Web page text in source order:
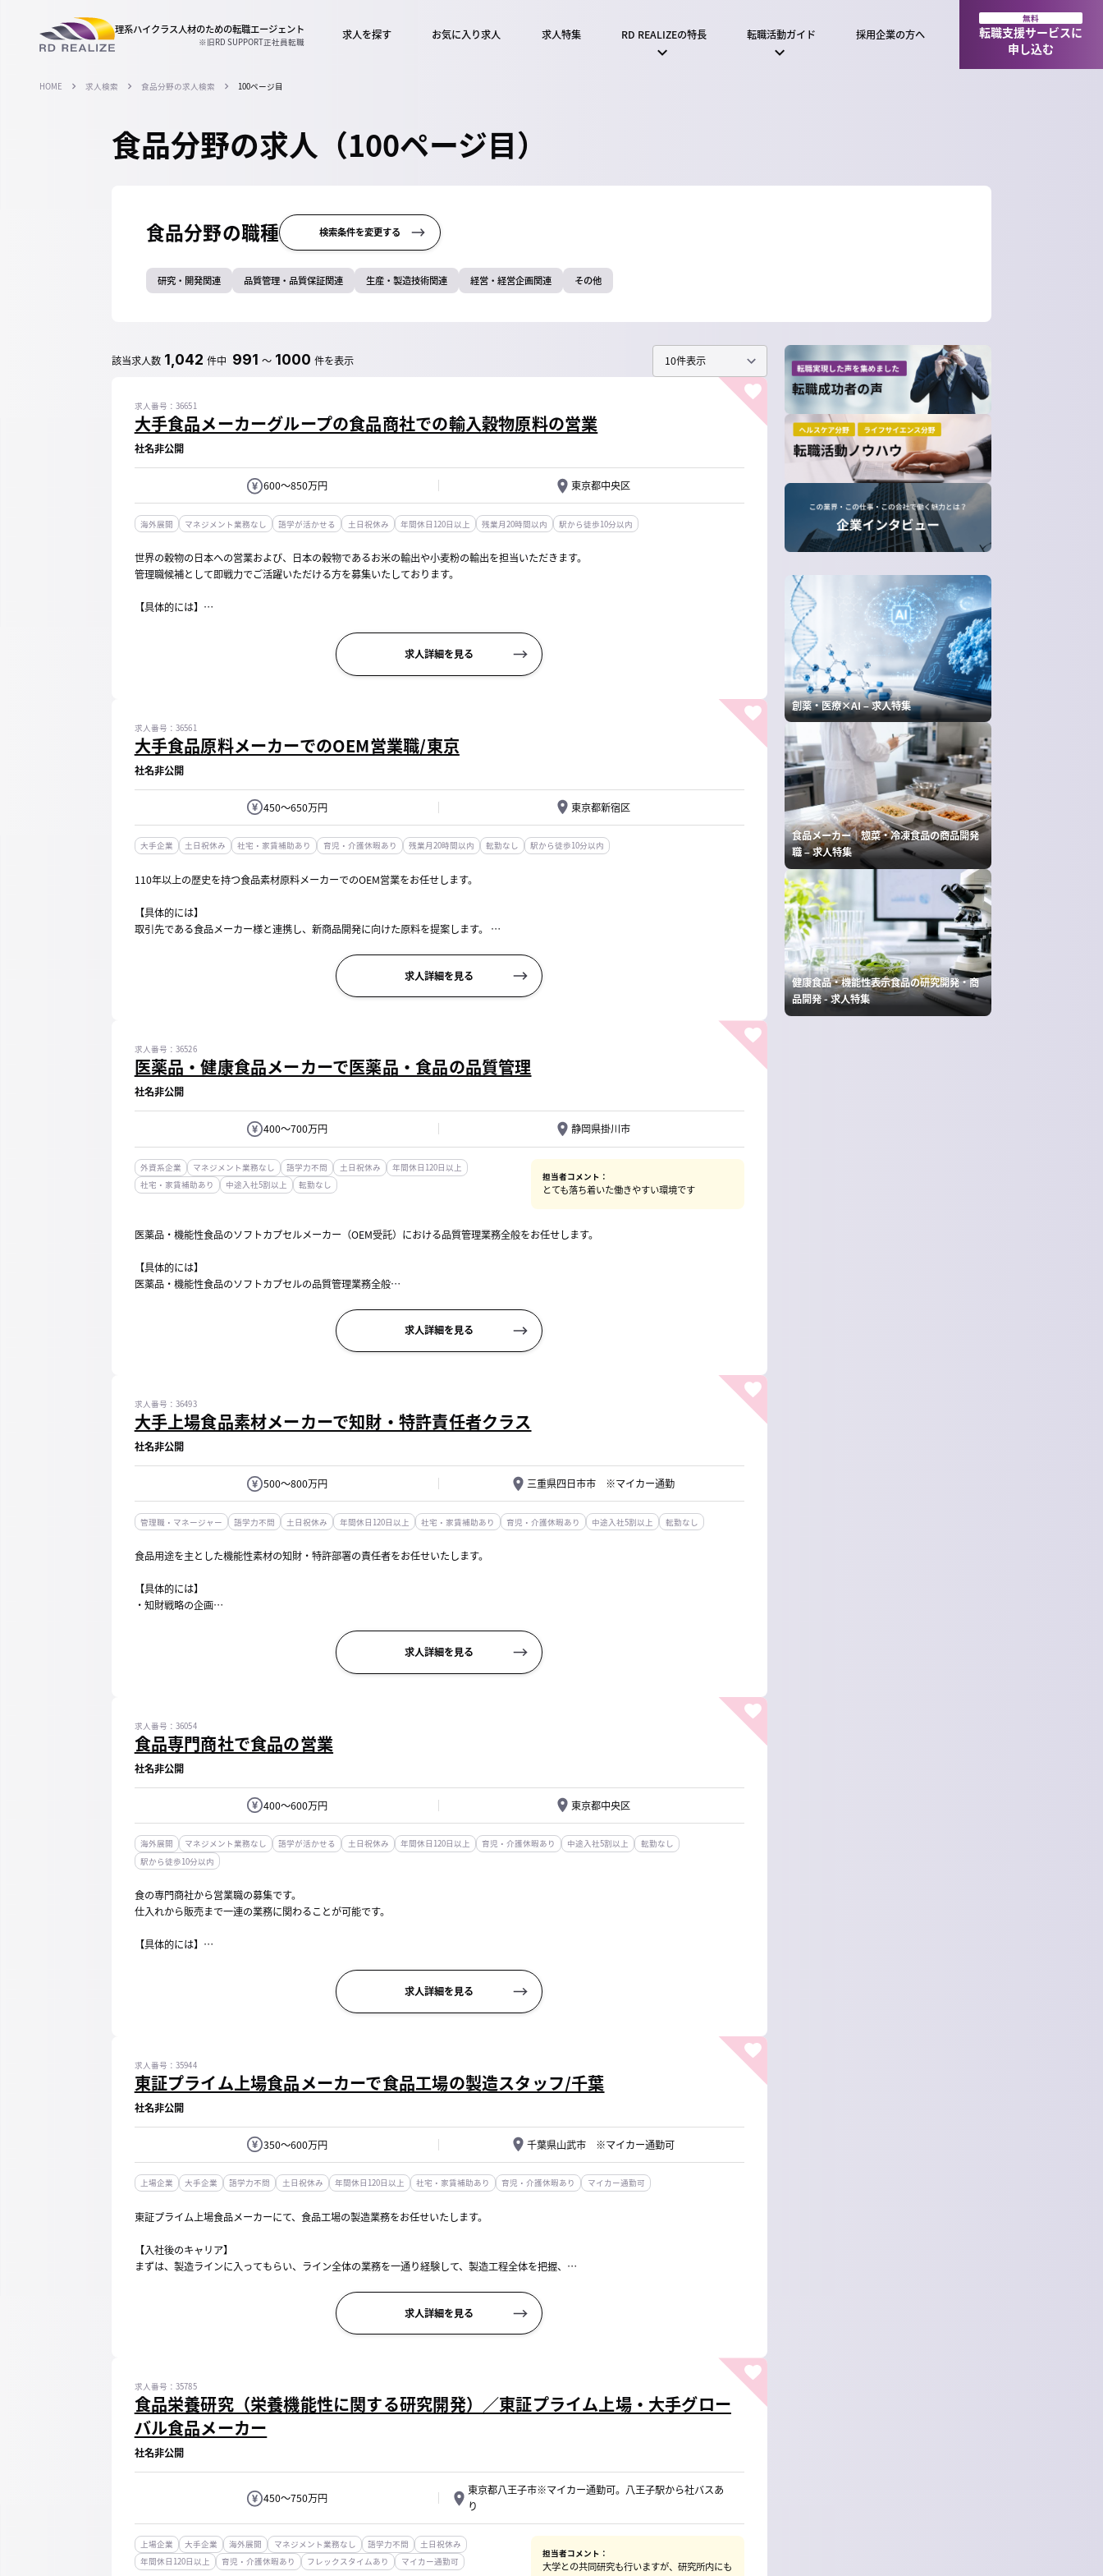
理系ハイクラス人材のための転職エージェント
※旧RD SUPPORT正社員転職 求人を探す お気に入り求人 求人特集 RD REALIZEの特長 転職活動ガイド 採用企業の方へ
無料
転職支援サービスに
申し込む
HOME 求人検索 食品分野の求人検索 100ページ目
食品分野の求人（100ページ目）
食品分野の職種 検索条件を変更する
研究・開発関連 品質管理・品質保証関連 生産・製造技術関連 経営・経営企画関連 その他
該当求人数 1,042 件中 991 ～ 1000 件を表示
大手食品メーカーグループの食品商社での輸入穀物原料の営業
求人番号：36651
社名非公開
東京都中央区
600～850万円
海外展開 マネジメント業務なし 語学が活かせる 土日祝休み 年間休日120日以上 残業月20時間以内 駅から徒歩10分以内
世界の穀物の日本への営業および、日本の穀物であるお米の輸出や小麦粉の輸出を担当いただきます。
管理職候補として即戦力でご活躍いただける方を募集いたしております。
【具体的には】
・小麦粉輸出におけるメーカー仕入交渉と海外販売先との販売交渉。...
求人詳細を見る
大手食品原料メーカーでのOEM営業職/東京
求人番号：36561
社名非公開
東京都新宿区
450～650万円
大手企業 土日祝休み 社宅・家賃補助あり 育児・介護休暇あり 残業月20時間以内 転勤なし 駅から徒歩10分以内
110年以上の歴史を持つ食品素材原料メーカーでのOEM営業をお任せします。
【具体的には】
取引先である食品メーカー様と連携し、新商品開発に向けた原料を提案します。
求人詳細を見る
医薬品・健康食品メーカーで医薬品・食品の品質管理
求人番号：36526
社名非公開
静岡県掛川市
400～700万円
外資系企業 マネジメント業務なし 語学力不問 土日祝休み
年間休日120日以上
社宅・家賃補助あり
中途入社5割以上 転勤なし
担当者コメント：
とても落ち着いた働きやすい環境です
医薬品・機能性食品のソフトカプセルメーカー（OEM受託）における品質管理業務全般をお任せします。
【具体的には】
医薬品・機能性食品のソフトカプセルの品質管理業務全般
求人詳細を見る
大手上場食品素材メーカーで知財・特許責任者クラス
求人番号：36493
社名非公開
三重県四日市市 ※マイカー通勤
500～800万円
管理職・マネージャー 語学力不問 土日祝休み 年間休日120日以上 社宅・家賃補助あり 育児・介護休暇あり 中途入社5割以上 転勤なし
食品用途を主とした機能性素材の知財・特許部署の責任者をお任せいたします。
【具体的には】
・知財戦略の企画
・知的財産に関する調査、鑑定業務、係争対応等
※責任者として部署をリードしていただくことを期待しており...
求人詳細を見る
食品専門商社で食品の営業
求人番号：36054
社名非公開
東京都中央区
400～600万円
海外展開 マネジメント業務なし 語学が活かせる 土日祝休み 年間休日120日以上 育児・介護休暇あり 中途入社5割以上
転勤なし
駅から徒歩10分以内
食の専門商社から営業職の募集です。
仕入れから販売まで一連の業務に関わることが可能です。
【具体的には】
・海外仕入れ先や国内協力工場とのやり取り、仕入れに関わる業務
※不定期ですが、出張が発生する可能性があります。
求人詳細を見る
東証プライム上場食品メーカーで食品工場の製造スタッフ/千葉
求人番号：35944
社名非公開
千葉県山武市 ※マイカー通勤可
350～600万円
上場企業 大手企業 語学力不問 土日祝休み 年間休日120日以上 社宅・家賃補助あり 育児・介護休暇あり マイカー通勤可
東証プライム上場食品メーカーにて、食品工場の製造業務をお任せいたします。
【入社後のキャリア】
まずは、製造ラインに入ってもらい、ライン全体の業務を一通り経験して、製造工程全体を把握、
将来的にはチーム全体、部門長等工場運営に携わる存在...
求人詳細を見る
食品栄養研究（栄養機能性に関する研究開発）／東証プライム上場・大手グロー
バル食品メーカー
求人番号：35785
社名非公開
東京都八王子市※マイカー通勤可。八王子駅から社バスあ
り
450～750万円
上場企業 大手企業 海外展開 マネジメント業務なし 語学力不問
土日祝休み
年間休日120日以上
育児・介護休暇あり フレックスタイムあり マイカー通勤可
担当者コメント：
大学との共同研究も行いますが、研究所内にも
創薬・医療×AI – 求人特集
食品メーカー｜惣菜・冷凍食品の商品開発
職 – 求人特集
健康食品・機能性表示食品の研究開発・商
品開発 - 求人特集